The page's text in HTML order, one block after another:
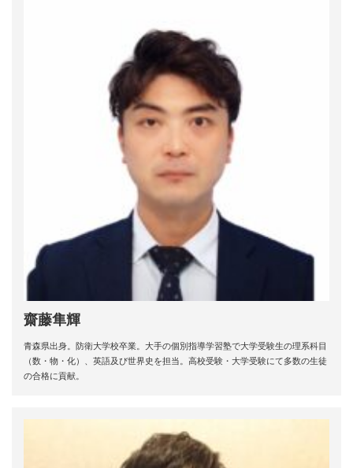
齋藤隼輝
青森県出身。防衛大学校卒業。大手の個別指導学習塾で大学受験生の理系科目
（数・物・化）、英語及び世界史を担当。高校受験・大学受験にて多数の生徒
の合格に貢献。